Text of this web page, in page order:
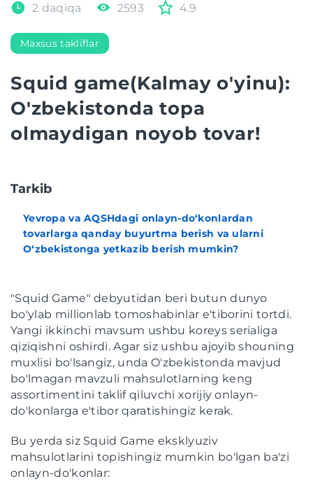
2 daqiqa 2593 4.9
Maxsus takliflar
Squid game(Kalmay o'yinu):
O'zbekistonda topa
olmaydigan noyob tovar!
Tarkib
Yevropa va AQSHdagi onlayn-do‘konlardan
tovarlarga qanday buyurtma berish va ularni
O‘zbekistonga yetkazib berish mumkin?
"Squid Game" debyutidan beri butun dunyo
bo'ylab millionlab tomoshabinlar e'tiborini tortdi.
Yangi ikkinchi mavsum ushbu koreys serialiga
qiziqishni oshirdi. Agar siz ushbu ajoyib shouning
muxlisi bo'lsangiz, unda O'zbekistonda mavjud
bo'lmagan mavzuli mahsulotlarning keng
assortimentini taklif qiluvchi xorijiy onlayn-
do'konlarga e'tibor qaratishingiz kerak.
Bu yerda siz Squid Game eksklyuziv
mahsulotlarini topishingiz mumkin bo'lgan ba'zi
onlayn-do'konlar: